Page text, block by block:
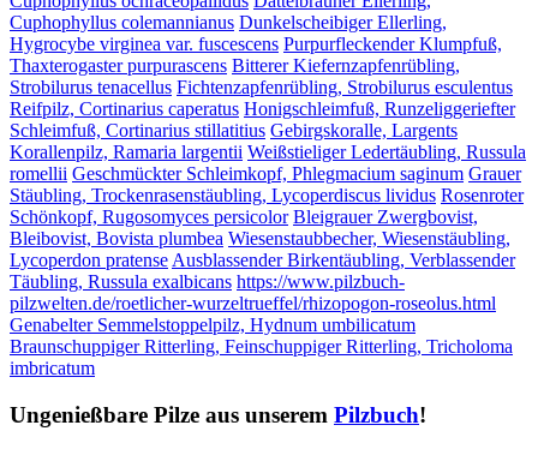
Cuphophyllus colemannianus Dunkelscheibiger Ellerling,
Hygrocybe virginea var. fuscescens Purpurfleckender Klumpfuß,
Thaxterogaster purpurascens Bitterer Kiefernzapfenrübling,
Strobilurus tenacellus Fichtenzapfenrübling, Strobilurus esculentus
Reifpilz, Cortinarius caperatus Honigschleimfuß, Runzeliggeriefter
Schleimfuß, Cortinarius stillatitius Gebirgskoralle, Largents
Korallenpilz, Ramaria largentii Weißstieliger Ledertäubling, Russula
romellii Geschmückter Schleimkopf, Phlegmacium saginum Grauer
Stäubling, Trockenrasenstäubling, Lycoperdiscus lividus Rosenroter
Schönkopf, Rugosomyces persicolor Bleigrauer Zwergbovist,
Bleibovist, Bovista plumbea Wiesenstaubbecher, Wiesenstäubling,
Lycoperdon pratenseAusblassender Birkentäubling, Verblassender
Täubling, Russula exalbicans https://www.pilzbuch-
pilzwelten.de/roetlicher-wurzeltrueffel/rhizopogon-roseolus.html
Genabelter Semmelstoppelpilz, Hydnum umbilicatum
Braunschuppiger Ritterling, Feinschuppiger Ritterling, Tricholoma
imbricatum
Ungenießbare Pilze aus unserem Pilzbuch!